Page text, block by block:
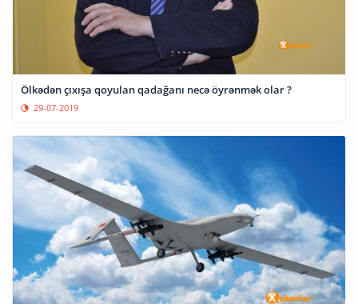
Ölkədən çıxışa qoyulan qadağanı necə öyrənmək olar ?
29-07-2019